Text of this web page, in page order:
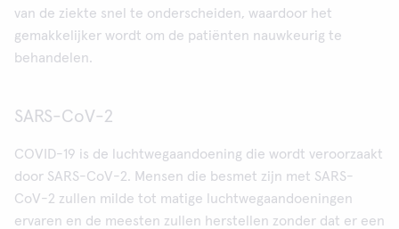
van de ziekte snel te onderscheiden, waardoor het
gemakkelijker wordt om de patiënten nauwkeurig te
behandelen.
SARS-CoV-2
COVID-19 is de luchtwegaandoening die wordt veroorzaakt
door SARS-CoV-2. Mensen die besmet zijn met SARS-
CoV-2 zullen milde tot matige luchtwegaandoeningen
ervaren en de meesten zullen herstellen zonder dat er een